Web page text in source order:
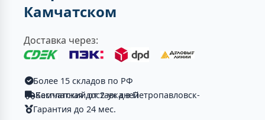
Камчатском
Доставка через:
Более 15 складов по РФ
Бесплатная доставка в Петропавловск-Камчатский от 2-ух дней
Гарантия до 24 мес.